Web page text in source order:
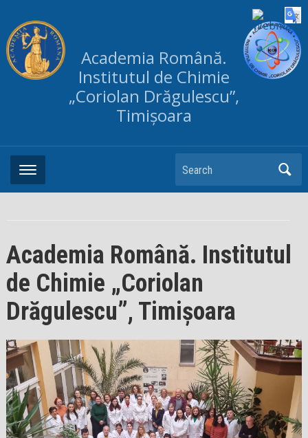
Academia Română.
Institutul de Chimie
„Coriolan Drăgulescu”,
Timișoara
Search
Academia Română. Institutul
de Chimie „Coriolan
Drăgulescu”, Timișoara